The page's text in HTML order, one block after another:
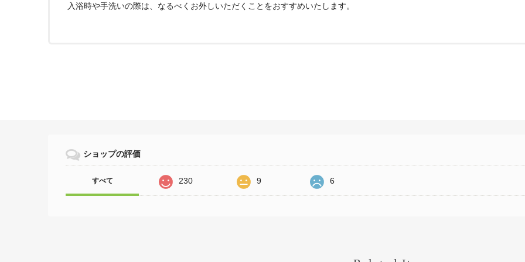
入浴時や手洗いの際は、なるべくお外しいただくことをおすすめいたします。
ショップの評価
すべて 230 9 6